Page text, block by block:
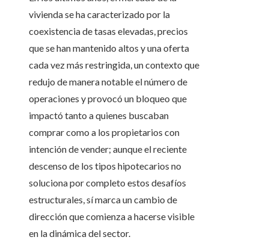
vivienda se ha caracterizado por la
coexistencia de tasas elevadas, precios
que se han mantenido altos y una oferta
cada vez más restringida, un contexto que
redujo de manera notable el número de
operaciones y provocó un bloqueo que
impactó tanto a quienes buscaban
comprar como a los propietarios con
intención de vender; aunque el reciente
descenso de los tipos hipotecarios no
soluciona por completo estos desafíos
estructurales, sí marca un cambio de
dirección que comienza a hacerse visible
en la dinámica del sector.